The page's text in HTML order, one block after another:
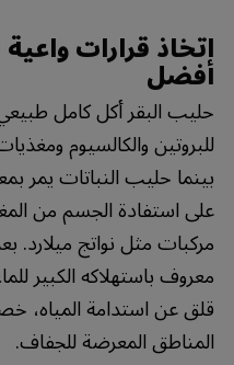
اتخاذ قرارات
أفضل
حليب البقر أكل كامل
للبروتين والكالسيوم
بينما حليب النباتات يمر
على استفادة الجسم من
مركبات مثل نواتج ميلارد.
معروف باستهلاكه الكبير
قلق عن استدامة المياه،
المناطق المعرضة للجفاف.